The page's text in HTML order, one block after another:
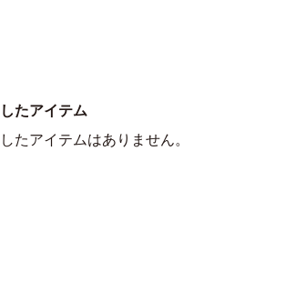
たアイテム
たアイテムはありません。